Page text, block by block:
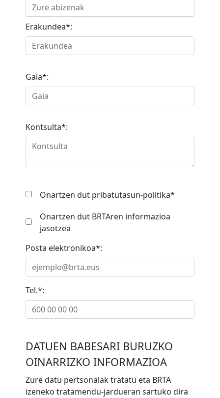
Erakundea*:
Gaia*:
Kontsulta*:
Onartzen dut pribatutasun-politika*
Onartzen dut BRTAren informazioa
jasotzea
Posta elektronikoa*:
Tel.*:
DATUEN BABESARI BURUZKO
OINARRIZKO INFORMAZIOA
Zure datu pertsonalak tratatu eta BRTA
izeneko tratamendu-jardueran sartuko dira